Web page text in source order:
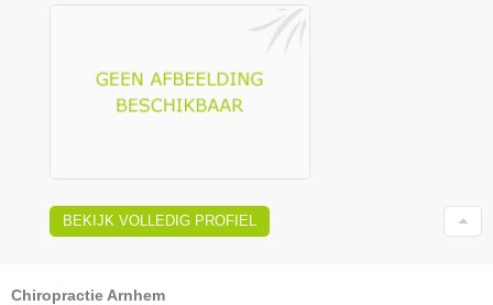
BEKIJK VOLLEDIG PROFIEL
Chiropractie Arnhem